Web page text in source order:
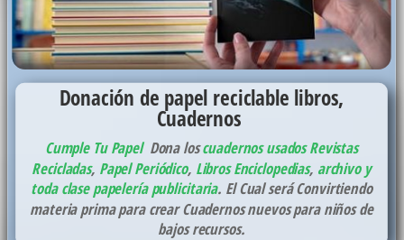
Donación de papel reciclable libros,
Cuadernos
Cumple Tu Papel Dona loscuadernos usadosRevistas
Recicladas, Papel Periódico, Libros Enciclopedias, archivo y
toda clase papelería publicitaria. El Cual será Convirtiendo
materia prima para crear Cuadernos nuevos para niños de
bajos recursos.